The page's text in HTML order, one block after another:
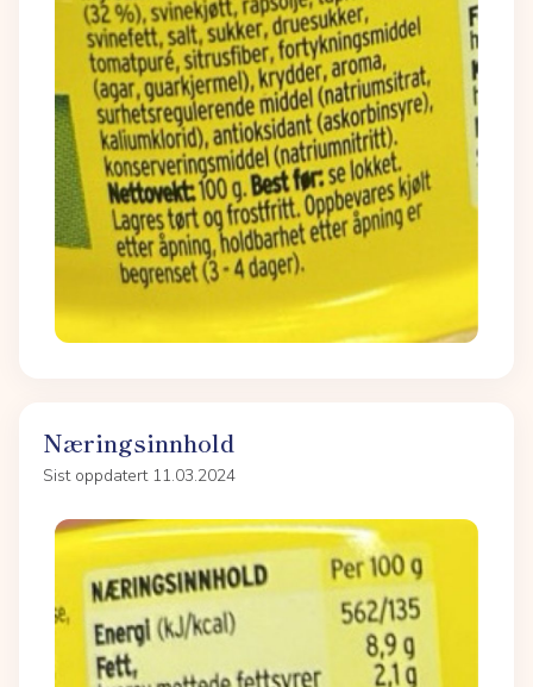
Næringsinnhold
Sist oppdatert 11.03.2024